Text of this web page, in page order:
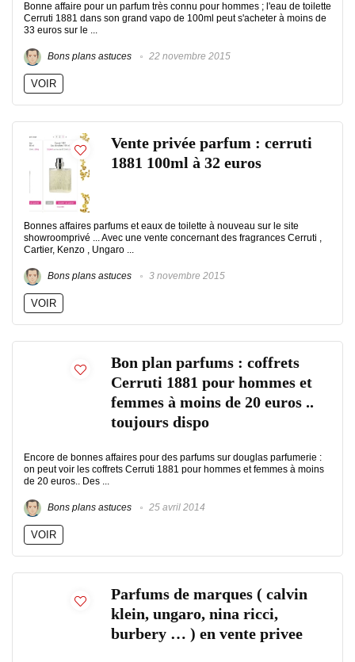
Bonne affaire pour un parfum très connu pour hommes ; l'eau de toilette
Cerruti 1881 dans son grand vapo de 100ml peut s'acheter à moins de
33 euros sur le ...
Bons plans astuces 22 novembre 2015
VOIR
Vente privée parfum : cerruti
1881 100ml à 32 euros
Bonnes affaires parfums et eaux de toilette à nouveau sur le site
showroomprivé ... Avec une vente concernant des fragrances Cerruti ,
Cartier, Kenzo , Ungaro ...
Bons plans astuces 3 novembre 2015
VOIR
Bon plan parfums : coffrets
Cerruti 1881 pour hommes et
femmes à moins de 20 euros ..
toujours dispo
Encore de bonnes affaires pour des parfums sur douglas parfumerie :
on peut voir les coffrets Cerruti 1881 pour hommes et femmes à moins
de 20 euros.. Des ...
Bons plans astuces 25 avril 2014
VOIR
Parfums de marques ( calvin
klein, ungaro, nina ricci,
burbery … ) en vente privee